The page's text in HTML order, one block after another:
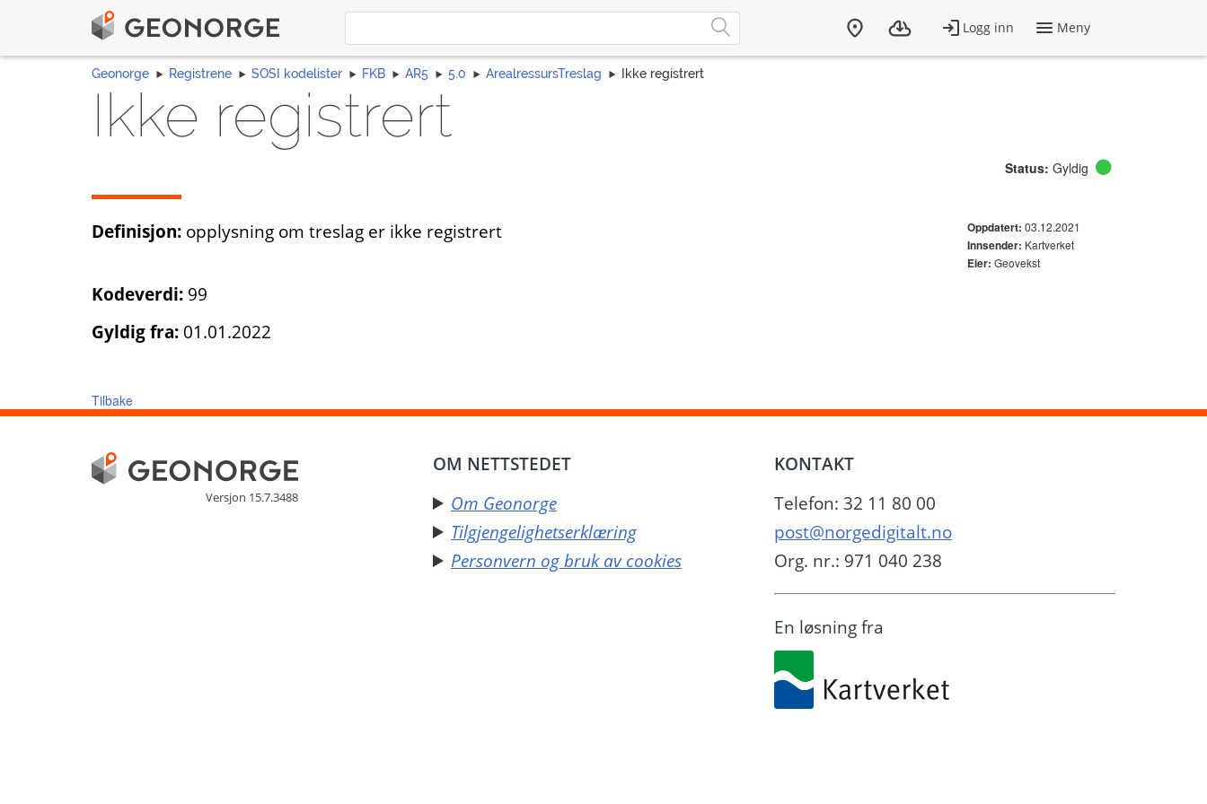
Geonorge Registrene SOSI kodelister FKB AR5 5.0 ArealressursTreslag Ikke registrert
Ikke registrert
Status: Gyldig
Definisjon: opplysning om treslag er ikke registrert Oppdatert: 03.12.2021
Innsender: Kartverket
Eier: Geovekst
Kodeverdi: 99
Gyldig fra: 01.01.2022
Tilbake